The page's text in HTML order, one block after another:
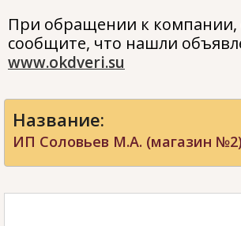
При обращении к компании,
сообщите, что нашли
www.okdveri.su
Название:
ИП Соловьев М.А. (магазин №2)